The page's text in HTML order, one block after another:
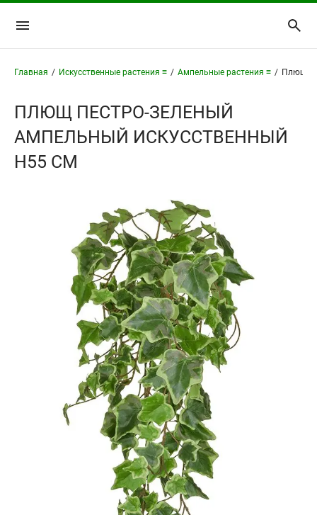
Главная / Искусственные растения ≡ / Ампельные растения ≡ / Плющ
ПЛЮЩ ПЕСТРО-ЗЕЛЕНЫЙ
АМПЕЛЬНЫЙ ИСКУССТВЕННЫЙ
H55 СМ